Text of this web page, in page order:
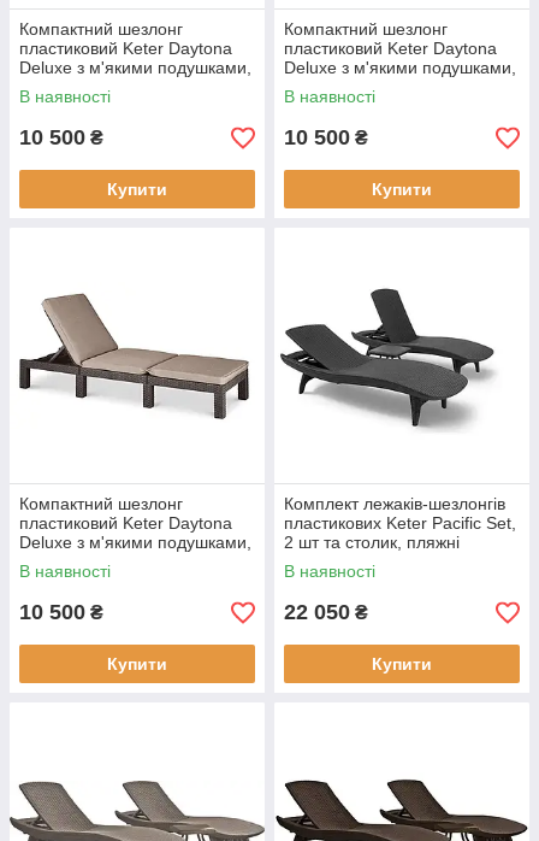
Компактний шезлонг
пластиковий Keter Daytona
Deluxe з м'якими подушками,
пляжний лежак для
відпочинку та загоряння
В наявності
10 500 ₴
Купити
Компактний шезлонг
пластиковий Keter Daytona
Deluxe з м'якими подушками,
пляжний лежак для
відпочинку та загоряння
В наявності
10 500 ₴
Купити
Компактний шезлонг
пластиковий Keter Daytona
Deluxe з м'якими подушками,
пляжний лежак для
відпочинку та загоряння
В наявності
10 500 ₴
Купити
Комплект лежаків-шезлонгів
пластикових Keter Pacific Set,
2 шт та столик, пляжні
шезлонги для відпочинку
В наявності
22 050 ₴
Купити